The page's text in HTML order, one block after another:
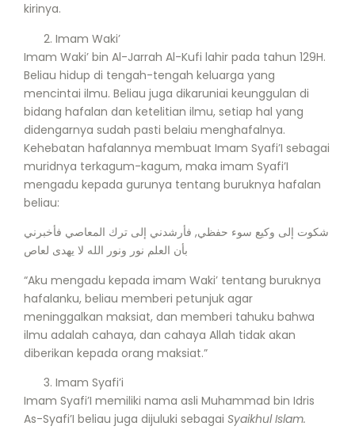
kirinya.
Imam Waki’
Imam Waki’ bin Al-Jarrah Al-Kufi lahir pada tahun 129H.
Beliau hidup di tengah-tengah keluarga yang
mencintai ilmu. Beliau juga dikaruniai keunggulan di
bidang hafalan dan ketelitian ilmu, setiap hal yang
didengarnya sudah pasti belaiu menghafalnya.
Kehebatan hafalannya membuat Imam Syafi’I sebagai
muridnya terkagum-kagum, maka imam Syafi’I
mengadu kepada gurunya tentang buruknya hafalan
beliau:
شكوت إلى وكيع سوء حفظي, فأرشدني إلى ترك المعاصي فأخبرني
بأن العلم نور ونور الله لا يهدى لعاص
“Aku mengadu kepada imam Waki’ tentang buruknya
hafalanku, beliau memberi petunjuk agar
meninggalkan maksiat, dan memberi tahuku bahwa
ilmu adalah cahaya, dan cahaya Allah tidak akan
diberikan kepada orang maksiat.”
Imam Syafi’i
Imam Syafi’I memiliki nama asli Muhammad bin Idris
As-Syafi’I beliau juga dijuluki sebagai Syaikhul Islam.